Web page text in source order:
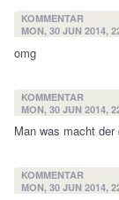
KOMMENTAR
MON, 30 JUN 2014,
omg
KOMMENTAR
MON, 30 JUN 2014,
Man was macht der
KOMMENTAR
MON, 30 JUN 2014,